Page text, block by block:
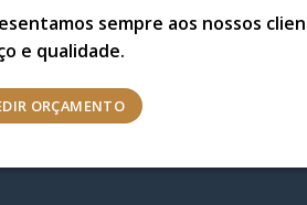
sempre aos nossos
e qualidade.
ORÇAMENTO